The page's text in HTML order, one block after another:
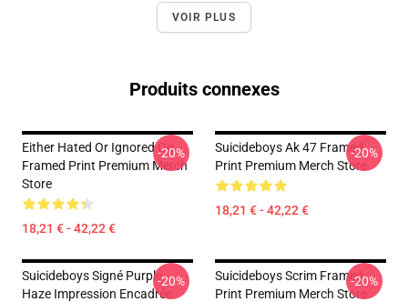
VOIR PLUS
Produits connexes
Either Hated Or Ignored Og
Framed Print Premium Merch
Store
18,21 € - 42,22 €
-20%
Suicideboys Ak 47 Framed
Print Premium Merch Store
18,21 € - 42,22 €
-20%
Suicideboys Signé Purple
Haze Impression Encadrée
-20%
Suicideboys Scrim Framed
Print Premium Merch Store
-20%